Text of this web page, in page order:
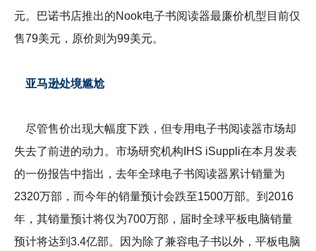
元。巴诺书店推出的Nook电子书阅读器最廉价机型目前仅
售79美元，原价则为99美元。
亚马逊处境尴尬
尽管售价出现大幅度下跌，但专用电子书阅读器市场却
失去了前进的动力。市场研究机构IHS iSuppli在本月发表
的一份报告中指出，去年全球电子书阅读器累计销量为
2320万部，而今年的销量预计会跌至1500万部。到2016
年，其销量预计将仅为700万部，届时全球平板电脑销量
预计将达到3.4亿部。因为除了兼容电子书以外，平板电脑